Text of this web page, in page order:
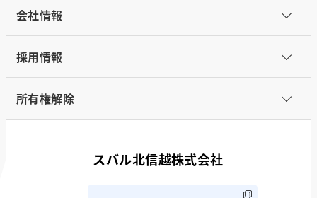
会社情報
採用情報
所有権解除
スバル北信越株式会社